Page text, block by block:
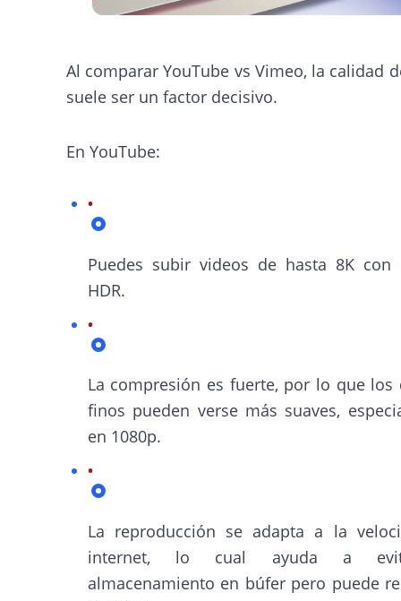
Al comparar YouTube vs Vimeo, la calidad
suele ser un factor decisivo.
En YouTube:
Puedes subir videos de hasta 8K con
HDR.
La compresión es fuerte, por lo que los
finos pueden verse más suaves,
en 1080p.
La reproducción se adapta a la
internet, lo cual ayuda a
almacenamiento en búfer pero puede